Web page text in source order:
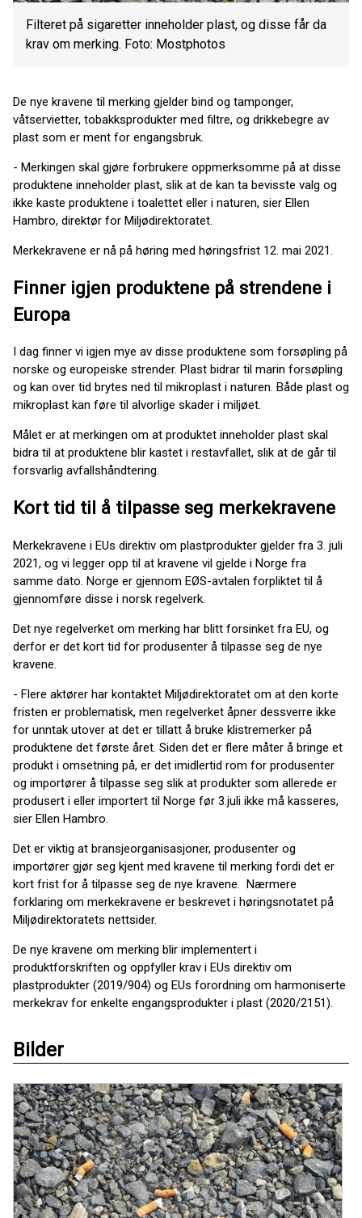
Filteret på sigaretter inneholder plast, og disse får da
krav om merking. Foto: Mostphotos
De nye kravene til merking gjelder bind og tamponger,
våtservietter, tobakksprodukter med filtre, og drikkebegre av
plast som er ment for engangsbruk.
- Merkingen skal gjøre forbrukere oppmerksomme på at disse
produktene inneholder plast, slik at de kan ta bevisste valg og
ikke kaste produktene i toalettet eller i naturen, sier Ellen
Hambro, direktør for Miljødirektoratet.
Merkekravene er nå på høring med høringsfrist 12. mai 2021.
Finner igjen produktene på strendene i
Europa
I dag finner vi igjen mye av disse produktene som forsøpling på
norske og europeiske strender. Plast bidrar til marin forsøpling
og kan over tid brytes ned til mikroplast i naturen. Både plast og
mikroplast kan føre til alvorlige skader i miljøet.
Målet er at merkingen om at produktet inneholder plast skal
bidra til at produktene blir kastet i restavfallet, slik at de går til
forsvarlig avfallshåndtering.
Kort tid til å tilpasse seg merkekravene
Merkekravene i EUs direktiv om plastprodukter gjelder fra 3. juli
2021, og vi legger opp til at kravene vil gjelde i Norge fra
samme dato. Norge er gjennom EØS-avtalen forpliktet til å
gjennomføre disse i norsk regelverk.
Det nye regelverket om merking har blitt forsinket fra EU, og
derfor er det kort tid for produsenter å tilpasse seg de nye
kravene.
- Flere aktører har kontaktet Miljødirektoratet om at den korte
fristen er problematisk, men regelverket åpner dessverre ikke
for unntak utover at det er tillatt å bruke klistremerker på
produktene det første året. Siden det er flere måter å bringe et
produkt i omsetning på, er det imidlertid rom for produsenter
og importører å tilpasse seg slik at produkter som allerede er
produsert i eller importert til Norge før 3.juli ikke må kasseres,
sier Ellen Hambro.
Det er viktig at bransjeorganisasjoner, produsenter og
importører gjør seg kjent med kravene til merking fordi det er
kort frist for å tilpasse seg de nye kravene. Nærmere
forklaring om merkekravene er beskrevet i høringsnotatet på
Miljødirektoratets nettsider.
De nye kravene om merking blir implementert i
produktforskriften og oppfyller krav i EUs direktiv om
plastprodukter (2019/904) og EUs forordning om harmoniserte
merkekrav for enkelte engangsprodukter i plast (2020/2151).
Bilder